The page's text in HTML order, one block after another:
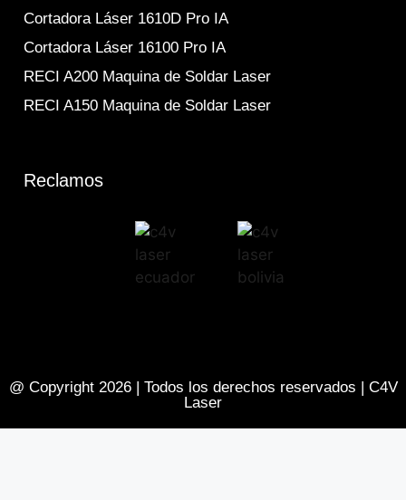
Cortadora Láser 1610D Pro IA
Cortadora Láser 16100 Pro IA
RECI A200 Maquina de Soldar Laser
RECI A150 Maquina de Soldar Laser
Reclamos
@ Copyright 2026 | Todos los derechos reservados | C4V
Laser